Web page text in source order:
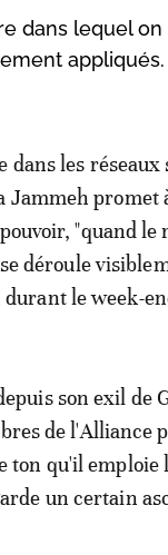
dans lequel
dans les
Jammeh promet
"quand le
déroule
le week-
son exil de
de l'Alliance
qu'il emploie
un certain